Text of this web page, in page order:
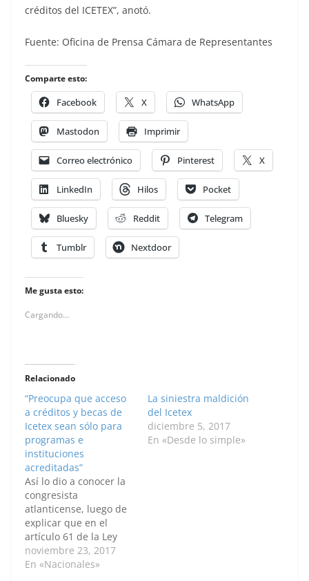
créditos del ICETEX”, anotó.
Fuente: Oficina de Prensa Cámara de Representantes
Comparte esto:
Facebook X WhatsApp
Mastodon Imprimir
Correo electrónico Pinterest X
LinkedIn Hilos Pocket
Bluesky Reddit Telegram
Tumblr Nextdoor
Me gusta esto:
Cargando...
Relacionado
“Preocupa que acceso
a créditos y becas de
Icetex sean sólo para
programas e
instituciones
acreditadas”
Así lo dio a conocer la
congresista
atlanticense, luego de
explicar que en el
artículo 61 de la Ley
1753 de 2015, (Plan
Nacional de Desarrollo
noviembre 23, 2017
En «Nacionales»
La siniestra maldición
del Icetex
diciembre 5, 2017
En «Desde lo simple»